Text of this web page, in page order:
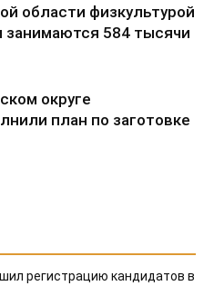
области физкультурой
занимаются 584 тысячи
округе
план по заготовке
регистрацию кандидатов в